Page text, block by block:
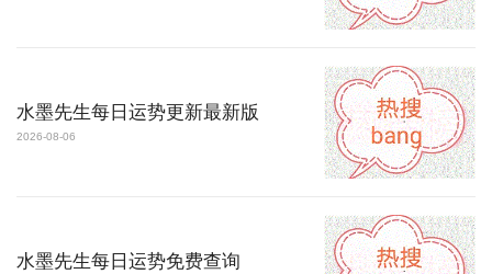
水墨先生每日运势更新最新版
2026-08-06
水墨先生每日运势免费查询